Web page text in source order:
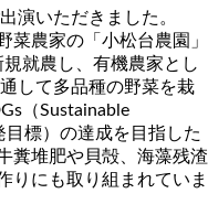
演いただきました。
菜農家の「小松台農園」
就農し、有機農家とし
して多品種の野菜を栽
（Sustainable
目標）の達成を目指した
糞堆肥や貝殻、海藻残渣
りにも取り組まれていま